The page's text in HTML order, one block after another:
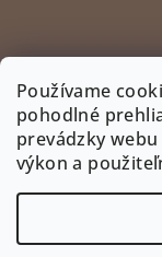
Používame
pohodlné
prevádzky
výkon a